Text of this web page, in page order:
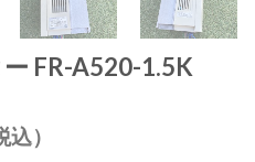
FR-A520-1.5K
込）